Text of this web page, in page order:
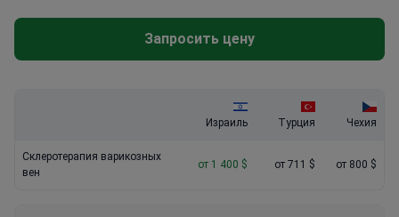
Запросить цену
Израиль Турция Чехия
Склеротерапия варикозных
вен
от 1 400 $ от 711 $ от 800 $